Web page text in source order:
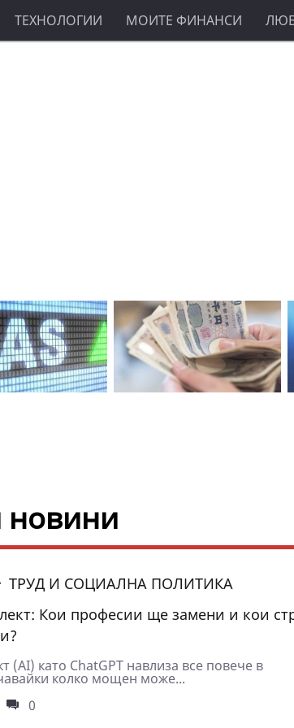
ТЕХНОЛОГИИ МОИТЕ ФИНАНСИ
новини
ТРУД И СОЦИАЛНА ПОЛИТИКА
Кои професии ще замени и кои
(AI) като ChatGPT навлиза все повече в
колко мощен може...
0